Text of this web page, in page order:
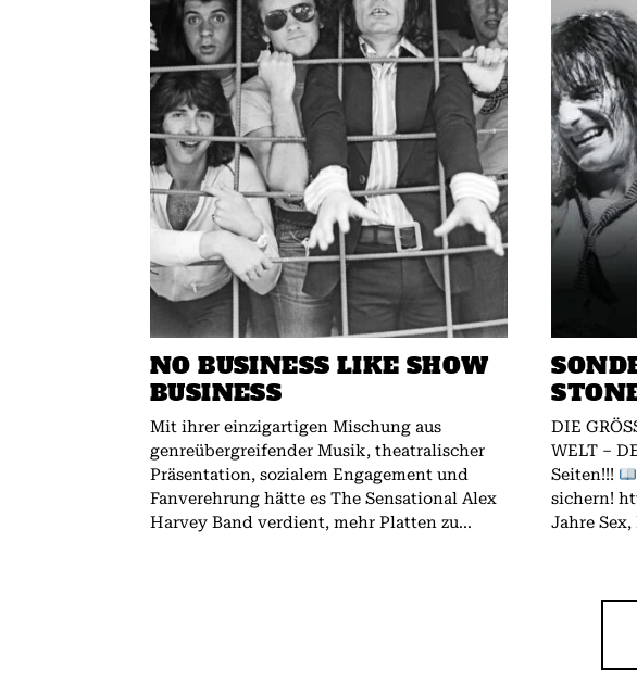
NO BUSINESS LIKE SHOW
BUSINESS
Mit ihrer einzigartigen Mischung aus
genreübergreifender Musik, theatralischer
Präsentation, sozialem Engagement und
Fanverehrung hätte es The Sensational Alex
Harvey Band verdient, mehr Platten zu...
DIE
WELT –
Seiten!!!
sichern!
Jahre Sex,